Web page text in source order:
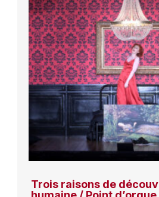
Trois raisons de